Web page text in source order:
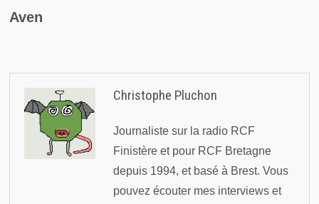
Aven
Christophe Pluchon
Journaliste sur la radio RCF
Finistère et pour RCF Bretagne
depuis 1994, et basé à Brest. Vous
pouvez écouter mes interviews et